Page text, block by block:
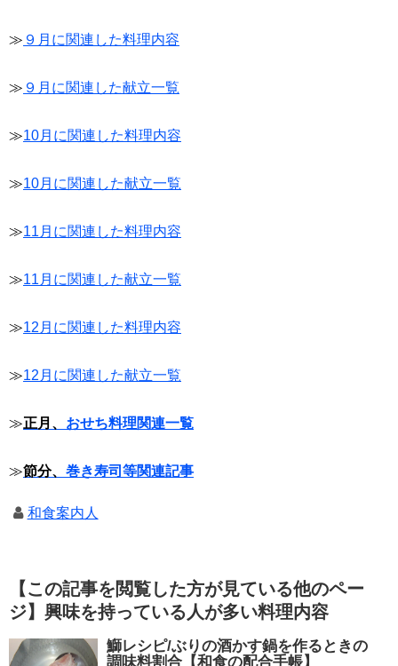
≫ ９月に関連した料理内容
≫ ９月に関連した献立一覧
≫10月に関連した料理内容
≫10月に関連した献立一覧
≫11月に関連した料理内容
≫11月に関連した献立一覧
≫12月に関連した料理内容
≫12月に関連した献立一覧
≫正月、 おせち料理関連一覧
≫節分、 巻き寿司等関連記事
和食案内人
【この記事を閲覧した方が見ている他のペー
ジ】興味を持っている人が多い料理内容
鰤レシピ/ぶりの酒かす鍋を作るときの
調味料割合【和食の配合手帳】